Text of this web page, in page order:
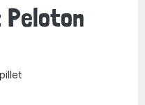
Peloton